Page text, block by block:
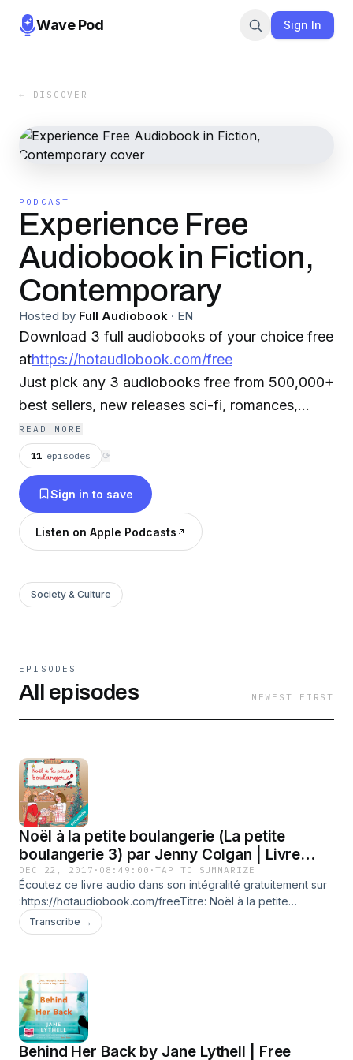
Wave Pod Sign In
← DISCOVER
PODCAST
Experience Free
Audiobook in Fiction,
Contemporary
Hosted by Full Audiobook · EN
Download 3 full audiobooks of your choice free
athttps://hotaudiobook.com/free
Just pick any 3 audiobooks free from 500,000+
best sellers, new releases sci-fi, romances,
mysteries, classics, and more. Select your
favorite audiobooks, free, stream or download
your audiobooks instantly on your smartphone,
tablet, laptop or desktop. It's that easy!
Note: The authors receive royalties paid by the
you do not want your audiobook to be in the
podcast please send us an email to
READ MORE
11 episodes ⟳
Sign in to save
Listen on Apple Podcasts
Society & Culture
EPISODES
All episodes NEWEST FIRST
Noël à la petite boulangerie (La petite
boulangerie 3) par Jenny Colgan | Livre
Audio Gratuit
DEC 22, 2017 · 08:49:00 ·TAP TO SUMMARIZE
Écoutez ce livre audio dans son intégralité gratuitement sur
:https://hotaudiobook.com/freeTitre: Noël à la petite
boulangerie (La petite boulangerie 3)Auteur: Jenny
ColganNarrateur: Christel TouretFormat: UnabridgedDurée: 8
ContemporaryRésumé:Découvrez enfin le dernier tome des
aventures gourmandes de Polly, l'héroïne emblématique de
La petite coulangerie du bout du monde, la série aux
centaines de milliers de lectrices !Polly Waterford ne voit
pas le temps passer... Sa petite boulangerie l'occupe du
Transcribe →
Behind Her Back by Jane Lythell | Free